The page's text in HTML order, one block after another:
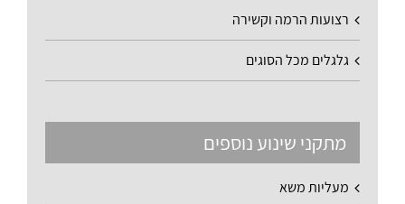
רצועות הרמה וקשירה
גלגלים מכל הסוגים
מתקני שינוע נוספים
מעליות משא